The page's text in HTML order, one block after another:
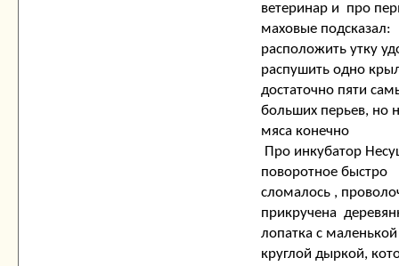
ветеринар и про
маховые подсказал:
расположить утку
распушить одно
достаточно пяти
больших перьев, но
мяса конечно
Про инкубатор
поворотное быстро
сломалось ,
прикручена
лопатка с маленькой
круглой дыркой,